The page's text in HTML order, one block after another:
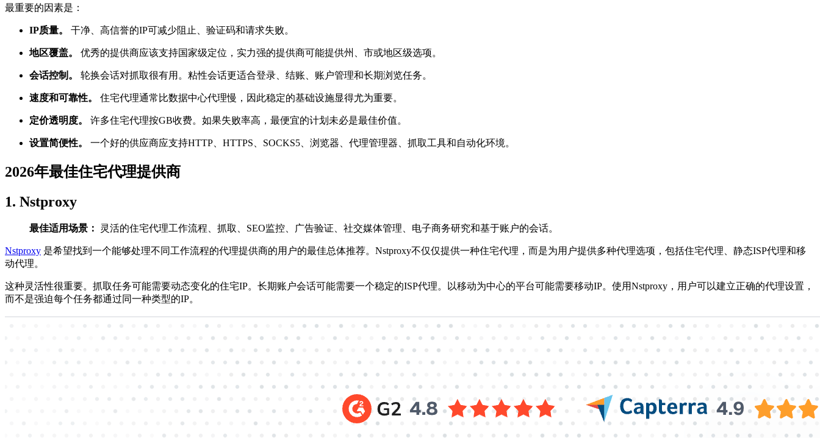
最重要的因素是：
IP质量。 干净、高信誉的IP可减少阻止、验证码和请求失败。
地区覆盖。 优秀的提供商应该支持国家级定位，实力强的提供商可能提供州、市或地区级选项。
会话控制。 轮换会话对抓取很有用。粘性会话更适合登录、结账、账户管理和长期浏览任务。
速度和可靠性。 住宅代理通常比数据中心代理慢，因此稳定的基础设施显得尤为重要。
定价透明度。 许多住宅代理按GB收费。如果失败率高，最便宜的计划未必是最佳价值。
设置简便性。 一个好的供应商应支持HTTP、HTTPS、SOCKS5、浏览器、代理管理器、抓取工具和自动化环境。
2026年最佳住宅代理提供商
1. Nstproxy
最佳适用场景： 灵活的住宅代理工作流程、抓取、SEO监控、广告验证、社交媒体管理、电子商务研究和基于账户的会话。
Nstproxy 是希望找到一个能够处理不同工作流程的代理提供商的用户的最佳总体推荐。Nstproxy不仅仅提供一种住宅代理，而是为用户提供多种代理选项，包括住宅代理、静态ISP代理和移
动代理。
这种灵活性很重要。抓取任务可能需要动态变化的住宅IP。长期账户会话可能需要一个稳定的ISP代理。以移动为中心的平台可能需要移动IP。使用Nstproxy，用户可以建立正确的代理设置，
而不是强迫每个任务都通过同一种类型的IP。